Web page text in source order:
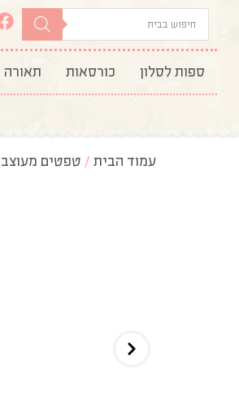
ספות לסלון כורסאות תאורה
עמוד הבית / טפטים